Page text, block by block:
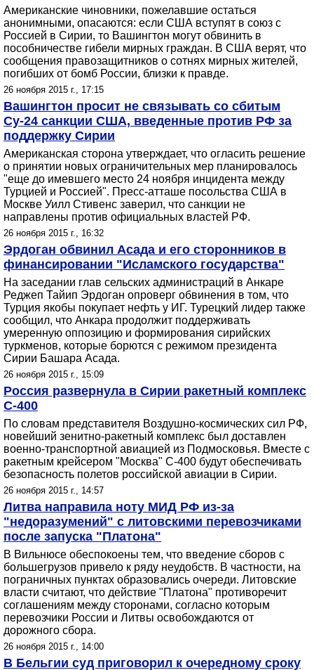
Американские чиновники, пожелавшие остаться
анонимными, опасаются: если США вступят в союз с
Россией в Сирии, то Вашингтон могут обвинить в
пособничестве гибели мирных граждан. В США верят, что
сообщения правозащитников о сотнях мирных жителей,
погибших от бомб России, близки к правде.
26 ноября 2015 г., 17:15
Вашингтон просит не связывать со сбитым
Су-24 санкции США, введенные против РФ за
поддержку Сирии
Американская сторона утверждает, что огласить решение
о принятии новых ограничительных мер планировалось
"еще до имевшего место 24 ноября инцидента между
Турцией и Россией". Пресс-атташе посольства США в
Москве Уилл Стивенс заверил, что санкции не
направлены против официальных властей РФ.
26 ноября 2015 г., 16:32
Эрдоган обвинил Асада и его сторонников в
финансировании "Исламского государства"
На заседании глав сельских администраций в Анкаре
Реджеп Тайип Эрдоган опроверг обвинения в том, что
Турция якобы покупает нефть у ИГ. Турецкий лидер также
сообщил, что Анкара продолжит поддерживать
умеренную оппозицию и формирования сирийских
туркменов, которые борются с режимом президента
Сирии Башара Асада.
26 ноября 2015 г., 15:09
Россия развернула в Сирии ракетный комплекс
С-400
По словам представителя Воздушно-космических сил РФ,
новейший зенитно-ракетный комплекс был доставлен
военно-транспортной авиацией из Подмосковья. Вместе с
ракетным крейсером "Москва" С-400 будут обеспечивать
безопасность полетов российской авиации в Сирии.
26 ноября 2015 г., 14:57
Литва направила ноту МИД РФ из-за
"недоразумений" с литовскими перевозчиками
после запуска "Платона"
В Вильнюсе обеспокоены тем, что введение сборов с
большегрузов привело к ряду неудобств. В частности, на
пограничных пунктах образовались очереди. Литовские
власти считают, что действие "Платона" противоречит
соглашениям между сторонами, согласно которым
перевозчики России и Литвы освобождаются от
дорожного сбора.
26 ноября 2015 г., 14:00
В Бельгии суд приговорил к очередному сроку